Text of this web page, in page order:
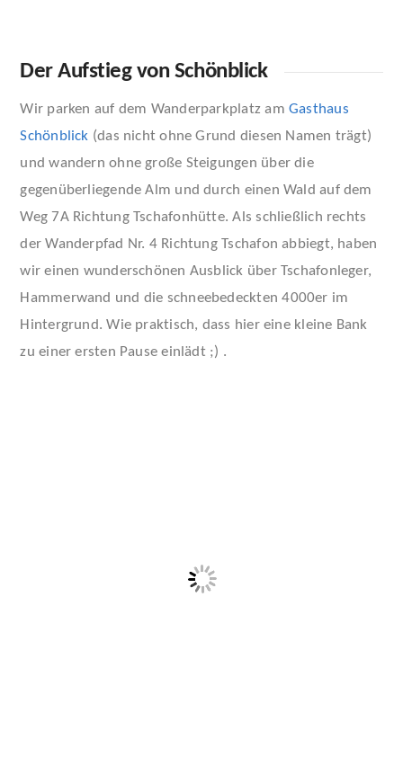
Der Aufstieg von Schönblick
Wir parken auf dem Wanderparkplatz am Gasthaus
Schönblick (das nicht ohne Grund diesen Namen trägt)
und wandern ohne große Steigungen über die
gegenüberliegende Alm und durch einen Wald auf dem
Weg 7A Richtung Tschafonhütte. Als schließlich rechts
der Wanderpfad Nr. 4 Richtung Tschafon abbiegt, haben
wir einen wunderschönen Ausblick über Tschafonleger,
Hammerwand und die schneebedeckten 4000er im
Hintergrund. Wie praktisch, dass hier eine kleine Bank
zu einer ersten Pause einlädt ;) .